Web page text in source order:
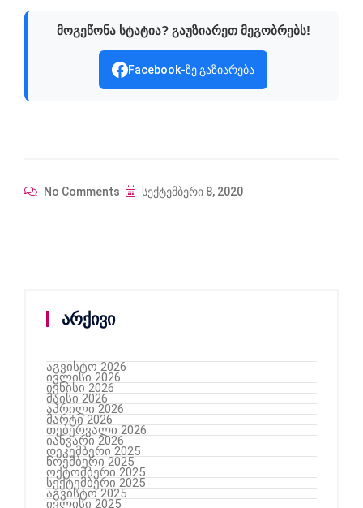
მოგეწონა სტატია? გაუზიარეთ მეგობრებს!
Facebook-ზე გაზიარება
No Comments სექტემბერი 8, 2020
არქივი
აგვისტო 2026
ივლისი 2026
ივნისი 2026
მაისი 2026
აპრილი 2026
მარტი 2026
თებერვალი 2026
იანვარი 2026
დეკემბერი 2025
ნოემბერი 2025
ოქტომბერი 2025
სექტემბერი 2025
აგვისტო 2025
ივლისი 2025